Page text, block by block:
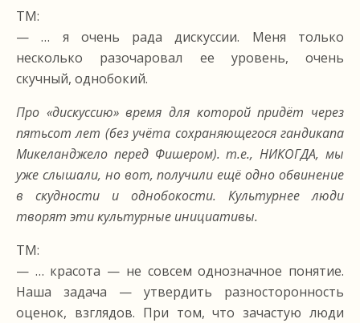
ТМ:
— … я очень рада дискуссии. Меня только
несколько разочаровал ее уровень, очень
скучный, однобокий.
Про «дискуссию» время для которой придёт через
пятьсот лет (без учёта сохраняющегося гандикапа
Микеланджело перед Фишером). т.е., НИКОГДА, мы
уже слышали, но вот, получили ещё одно обвинение
в скудности и однобокости. Культурнее люди
творят эти культурные инициативы.
ТМ:
— … красота — не совсем однозначное понятие.
Наша задача — утвердить разносторонность
оценок, взглядов. При том, что зачастую люди